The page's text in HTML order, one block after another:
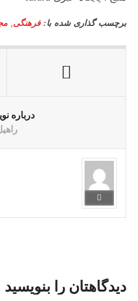
برچسب گذاری شده با: فرهنگی
درباره
دیدگاهتان را بنویسید